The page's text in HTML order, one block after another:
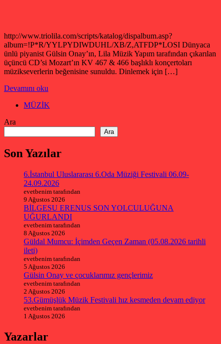
http://www.triolila.com/scripts/katalog/dispalbum.asp?
album=!P*R/YYLPYDIWDUHL/XB/Z,ATFDP*LOSI Dünyaca
ünlü piyanist Gülsin Onay’ın, Lila Müzik Yapım tarafından çıkarılan
üçüncü CD’si Mozart’ın KV 467 & 466 başlıklı konçertoları
müzikseverlerin beğenisine sunuldu. Dinlemek için […]
Devamını oku
MÜZİK
Ara
Ara
Son Yazılar
6.İstanbul Uluslararası 6.Oda Müziği Festivali 06.09-
24.09.2026
evetbenim tarafından
9 Ağustos 2026
BİLGESU ERENUS SON YOLCULUĞUNA
UĞURLANDI
evetbenim tarafından
8 Ağustos 2026
Güldal Mumcu: İçimden Geçen Zaman (05.08.2026 tarihli
ileti)
evetbenim tarafından
5 Ağustos 2026
Gülsin Onay ve çocuklarımız gençlerimiz
evetbenim tarafından
2 Ağustos 2026
53.Gümüşlük Müzik Festivali hız kesmeden devam ediyor
evetbenim tarafından
1 Ağustos 2026
Yazarlar